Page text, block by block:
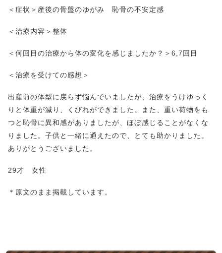
＜症状＞産後の骨盤のゆがみ 恥骨の不安定感
＜治療内容＞整体
＜何回目の治療から体の変化を感じましたか？＞6,7回目
＜治療を受けての感想＞
出産前の体型に戻らず悩んでいましたが、治療をうけゆっく
りと体重が減り、くびれができました。また、重い荷物をも
つと恥骨に異和感がありましたが、ほぼ感じることがなくな
りました。子供と一緒に通えたので、とても助かりました。
ありがとうございました。
29才 女性
＊原文のまま掲載しています。